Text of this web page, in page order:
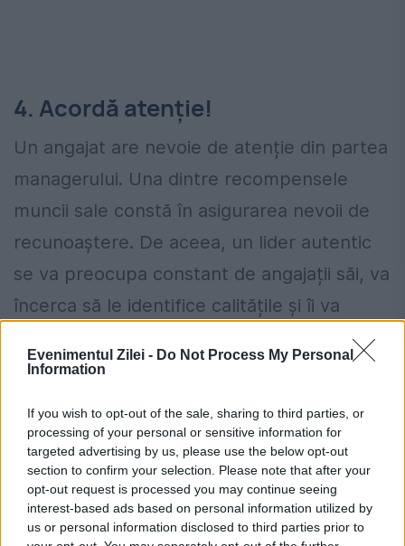
Evenimentul Zilei - Do Not Process My Personal
Information
If you wish to opt-out of the sale, sharing to third parties, or
processing of your personal or sensitive information for
targeted advertising by us, please use the below opt-out
section to confirm your selection. Please note that after your
opt-out request is processed you may continue seeing
interest-based ads based on personal information utilized by
us or personal information disclosed to third parties prior to
4. Acordă atenție!
Un angajat are nevoie de atenție din partea
managerului. Una dintre recompensele
muncii sale constă în asigurarea nevoii de
recunoaștere. De aceea, un lider autentic
se va preocupa constant de angajații săi, va
încerca să le identifice calitățile și îi va
recompensa pentru eforturile făcute. De
aceea, trebuie să te transformi într-o
firmă, cu identificarea secretelor pentru o
echipă de top, acordând mult timp
angajaților tăi. Toate acestea se vor
transforma în productivitate pentru